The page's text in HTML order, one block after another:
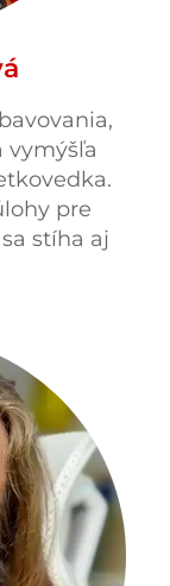
vymýšľa
pre
stíha aj